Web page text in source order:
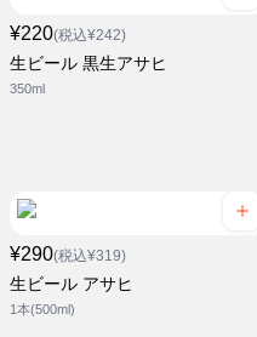
¥220(税込¥242)
生ビール 黒生アサヒ
350ml
¥290(税込¥319)
生ビール アサヒ
1本(500ml)